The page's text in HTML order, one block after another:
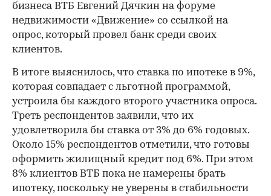
бизнеса ВТБ Евгений Дячкин на форуме
недвижимости «Движение» со ссылкой на
опрос, который провел банк среди своих
клиентов.
В итоге выяснилось, что ставка по ипотеке в 9%,
которая совпадает с льготной программой,
устроила бы каждого второго участника опроса.
Треть респондентов заявили, что их
удовлетворила бы ставка от 3% до 6% годовых.
Около 15% респондентов отметили, что готовы
оформить жилищный кредит под 6%. При этом
8% клиентов ВТБ пока не намерены брать
ипотеку, поскольку не уверены в стабильности